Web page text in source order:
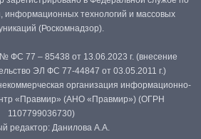
информационных технологий и массовых
(Роскомнадзор).
ФС 77 – 85438 от 13.06.2023 г. (внесение
ЭЛ ФС 77-44847 от 03.05.2011 г.)
организация информационно-
«Правмир» (АНО «Правмир») (ОГРН
1107799036730)
редактор: Данилова А.А.